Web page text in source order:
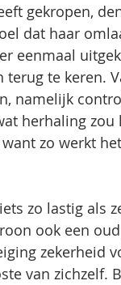
gekropen,
dat haar
eenmaal
terug te keren.
namelijk
herhaling zou
zo werkt
zo lastig als
ook een
zekerheid
van zichzelf.